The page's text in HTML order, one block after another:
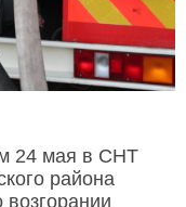
24 мая в СНТ
района